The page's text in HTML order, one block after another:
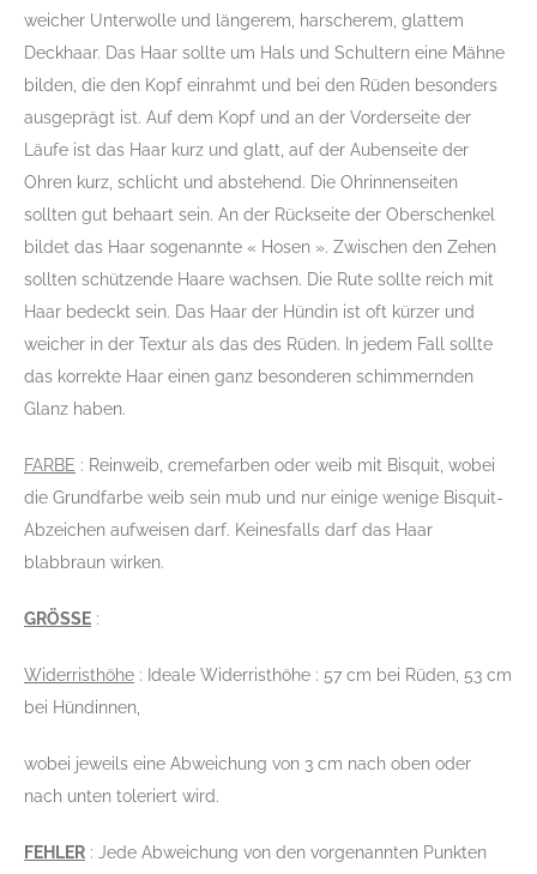
weicher Unterwolle und längerem, harscherem, glattem
Deckhaar. Das Haar sollte um Hals und Schultern eine Mähne
bilden, die den Kopf einrahmt und bei den Rüden besonders
ausgeprägt ist. Auf dem Kopf und an der Vorderseite der
Läufe ist das Haar kurz und glatt, auf der Aubenseite der
Ohren kurz, schlicht und abstehend. Die Ohrinnenseiten
sollten gut behaart sein. An der Rückseite der Oberschenkel
bildet das Haar sogenannte « Hosen ». Zwischen den Zehen
sollten schützende Haare wachsen. Die Rute sollte reich mit
Haar bedeckt sein. Das Haar der Hündin ist oft kürzer und
weicher in der Textur als das des Rüden. In jedem Fall sollte
das korrekte Haar einen ganz besonderen schimmernden
Glanz haben.
FARBE : Reinweib, cremefarben oder weib mit Bisquit, wobei
die Grundfarbe weib sein mub und nur einige wenige Bisquit-
Abzeichen aufweisen darf. Keinesfalls darf das Haar
blabbraun wirken.
GRÖSSE :
Widerristhöhe : Ideale Widerristhöhe : 57 cm bei Rüden, 53 cm
bei Hündinnen,
wobei jeweils eine Abweichung von 3 cm nach oben oder
nach unten toleriert wird.
FEHLER : Jede Abweichung von den vorgenannten Punkten